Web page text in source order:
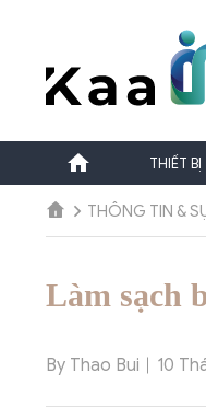
THIẾT BỊ
THÔNG TIN &
Làm sạch
By Thao Bui 10